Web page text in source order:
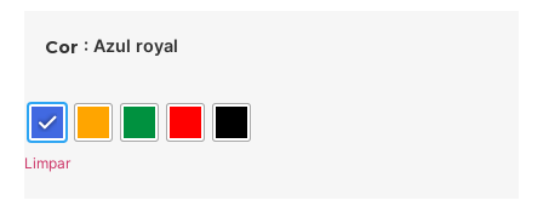
Cor : Azul royal
Limpar